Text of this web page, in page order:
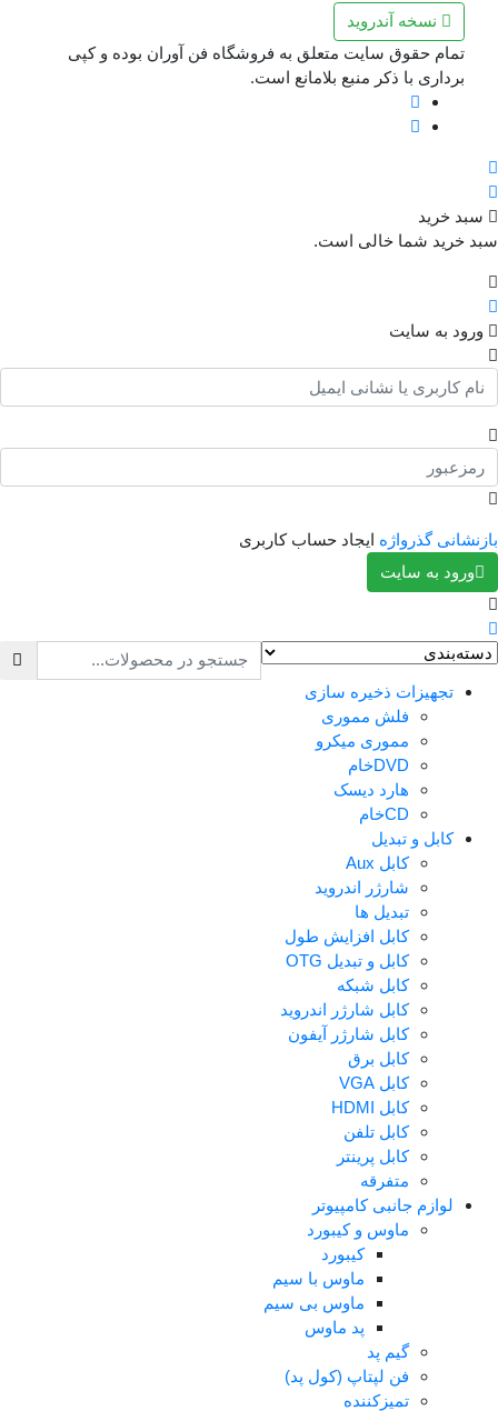
نسخه آندروید
تمام حقوق سایت متعلق به فروشگاه فن آوران بوده و کپی
برداری با ذکر منبع بلامانع است.
خرید
خرید شما خالی است.
به سایت
گذرواژه
ایجاد حساب کاربری
ورود به سایت
تجهیزات ذخیره سازی
فلش مموری
مموری میکرو
DVDخام
هارد دیسک
CDخام
کابل و تبدیل
کابل Aux
شارژر اندروید
تبدیل ها
کابل افزایش طول
کابل و تبدیل OTG
کابل شبکه
کابل شارژر اندروید
کابل شارژر آیفون
کابل برق
کابل VGA
کابل HDMI
کابل تلفن
کابل پرینتر
متفرقه
لوازم جانبی کامپیوتر
ماوس و کیبورد
کیبورد
ماوس با سیم
ماوس بی سیم
پد ماوس
گیم پد
فن لپتاپ (کول پد)
تمیزکننده